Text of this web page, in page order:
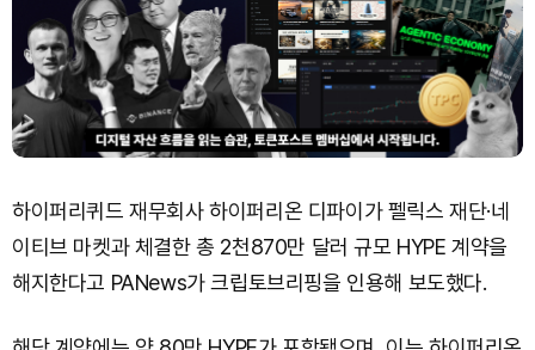
하이퍼리퀴드 재무회사 하이퍼리온 디파이가 펠릭스 재단·네
이티브 마켓과 체결한 총 2천870만 달러 규모 HYPE 계약을
해지한다고 PANews가 크립토브리핑을 인용해 보도했다.